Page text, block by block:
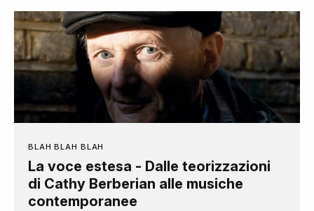
BLAH BLAH BLAH
La voce estesa - Dalle teorizzazioni
di Cathy Berberian alle musiche
contemporanee